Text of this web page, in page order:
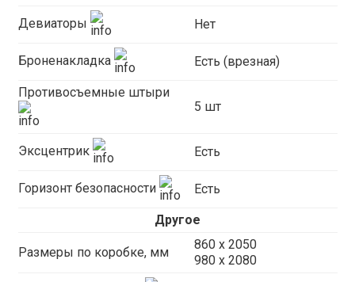
Девиаторы Нет
Броненакладка Есть (врезная)
Противосъемные штыри
5 шт
Эксцентрик Есть
Горизонт безопасности Есть
Другое
Размеры по коробке, мм
860 х 2050
980 x 2080